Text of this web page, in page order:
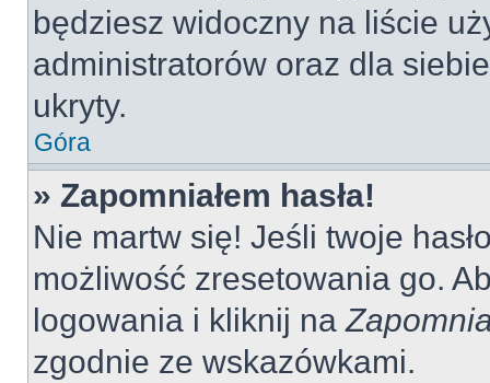
będziesz widoczny na liście
administratorów oraz dla
ukryty.
Góra
» Zapomniałem hasła!
Nie martw się! Jeśli twoje
możliwość zresetowania go.
logowania i kliknij na
zgodnie ze wskazówkami.